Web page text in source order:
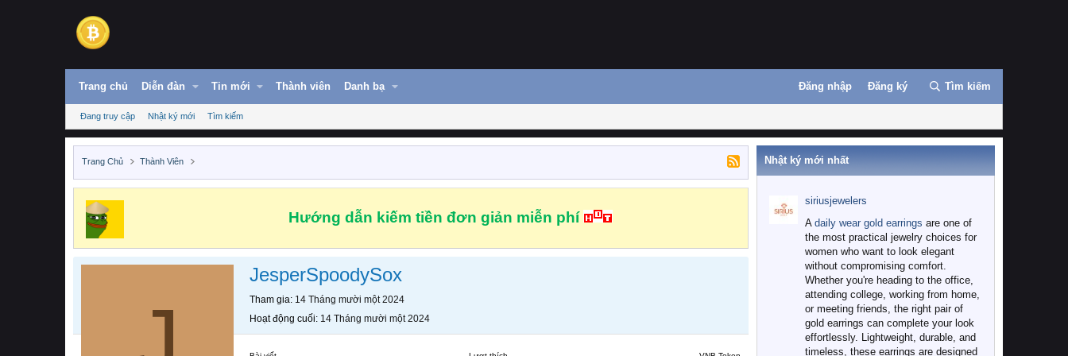
Trang chủ Diễn đàn Tin mới Thành viên Danh bạ Đăng nhập Đăng ký Tìm kiếm
Đang truy cập Nhật ký mới Tìm kiếm
Trang Chủ Thành Viên
Hướng dẫn kiếm tiền đơn giản miễn phí
JesperSpoodySox
Tham gia 14 Tháng mười một 2024
Hoạt động cuối 14 Tháng mười một 2024
Nhật ký mới nhất
siriusjewelers
A daily wear gold earrings are one of
the most practical jewelry choices for
women who want to look elegant
without compromising comfort.
Whether you're heading to the office,
attending college, working from home,
or meeting friends, the right pair of
gold earrings can complete your look
effortlessly. Lightweight, durable, and
timeless, these earrings are designed